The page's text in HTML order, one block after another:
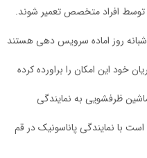
توسط افراد متخصص تعمیر شوند.
شبانه روز اماده سرویس دهی هستند
خود این امکان را براورده کرده
ظرفشویی به نمایندگی
با نمایندگی پاناسونیک در قم